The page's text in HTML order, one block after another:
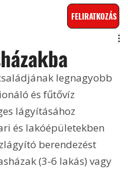
FELIRATKOZÁS
legnagyobb
és fűtővíz
lágyításához
és lakóépületekben
berendezést
(3-6 lakás) vagy